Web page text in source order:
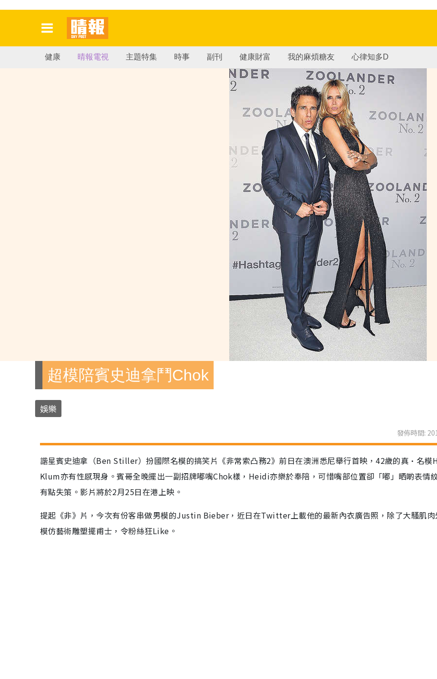
健康 晴報電視 主題特集 時事 副刊 健康財富 我的麻煩糖友 心律知多D
超模陪賓史迪拿鬥Chok
娛樂
發佈時間:
諧星賓史迪拿（Ben Stiller）扮國際名模的搞笑片《非常索凸務2》前日在澳洲悉尼舉行首映，42歲的真•名模
Klum亦有性感現身。賓哥全晚擺出一副招牌嘟嘴Chok樣，Heidi亦樂於奉陪，可惜嘴部位置卻「嘟」晒啲表情
有點失策。影片將於2月25日在港上映。
提起《非》片，今次有份客串做男模的Justin Bieber，近日在Twitter上載他的最新內衣廣告照，除了大騷肌肉
模仿藝術雕塑擺甫士，令粉絲狂Like。